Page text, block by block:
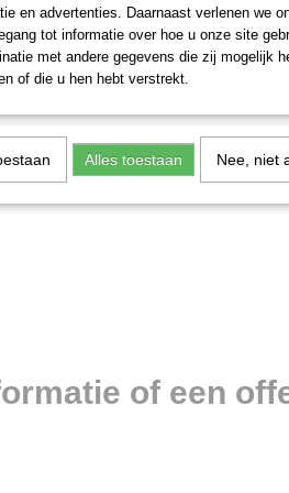
of een
en advertenties. Daarnaast verlenen we
tot informatie over hoe u onze site
met andere gegevens die zij mogelijk
of die u hen hebt verstrekt.
Alles toestaan Nee, niet